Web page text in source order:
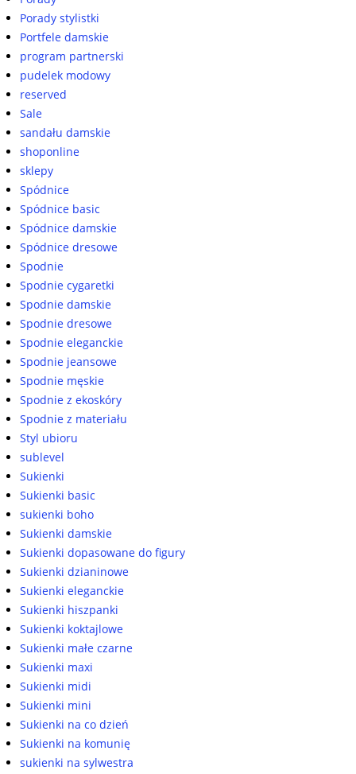
Porady stylistki
Portfele damskie
program partnerski
pudelek modowy
reserved
Sale
sandału damskie
shoponline
sklepy
Spódnice
Spódnice basic
Spódnice damskie
Spódnice dresowe
Spodnie
Spodnie cygaretki
Spodnie damskie
Spodnie dresowe
Spodnie eleganckie
Spodnie jeansowe
Spodnie męskie
Spodnie z ekoskóry
Spodnie z materiału
Styl ubioru
sublevel
Sukienki
Sukienki basic
sukienki boho
Sukienki damskie
Sukienki dopasowane do figury
Sukienki dzianinowe
Sukienki eleganckie
Sukienki hiszpanki
Sukienki koktajlowe
Sukienki małe czarne
Sukienki maxi
Sukienki midi
Sukienki mini
Sukienki na co dzień
Sukienki na komunię
sukienki na sylwestra